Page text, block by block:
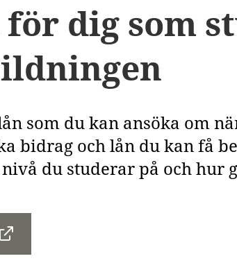
dig som
som du kan ansöka om
bidrag och lån du kan få
du studerar på och hur